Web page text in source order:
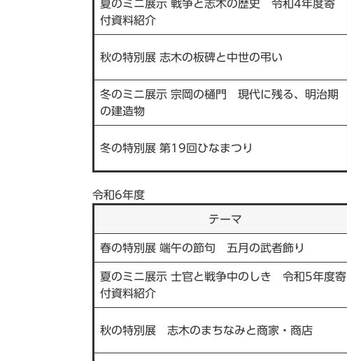
夏のミニ展示 戦争と志木の歴史 令和4年度寄
付資料紹介
秋の特別展 志木の板碑と中世の弔い
冬のミニ展示 宗岡の樋門 現代に残る、明治期
の建造物
冬の特別展 第19回ひなまつり
令和6年度
テーマ
春の特別展 端午の節句 五月の武者飾り
夏のミニ展示 士官と戦争中のしき 令和5年度寄
付資料紹介
秋の特別展 志木のまちなみと商家・商店